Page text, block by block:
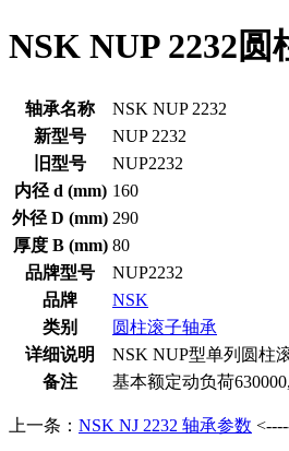
NSK NUP 2232
轴承名称
NSK NUP 2232
新型号
NUP 2232
旧型号
NUP2232
内径 d (mm) 160
外径 D (mm) 290
厚度 B (mm) 80
品牌型号
NUP2232
品牌
NSK
类别
圆柱滚子轴承
详细说明
NSK NUP型单列圆柱
备注
基本额定动负荷
上一条： NSK NJ 2232 轴承参数